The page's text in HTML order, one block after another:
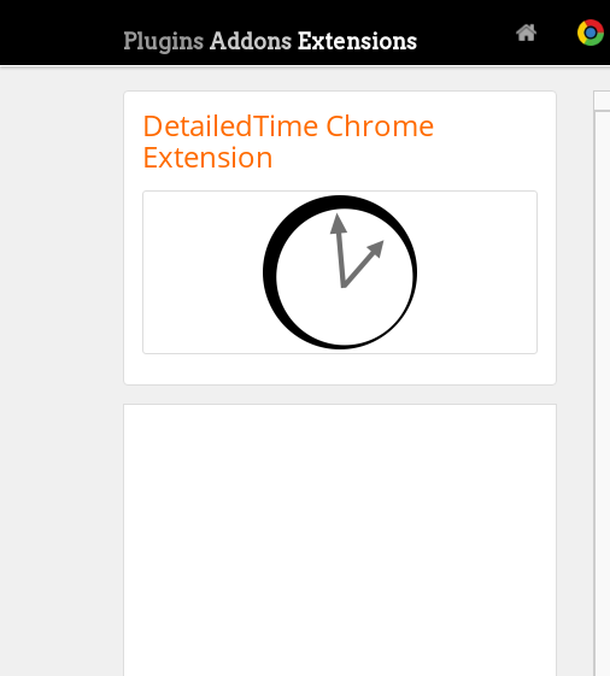
Plugins Addons Extensions
DetailedTime Chrome
Extension